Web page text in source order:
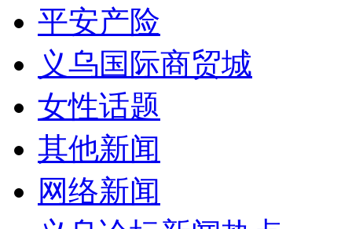
平安产险
义乌国际商贸城
女性话题
其他新闻
网络新闻